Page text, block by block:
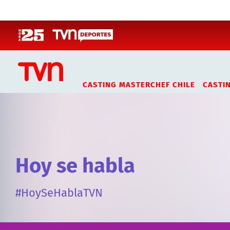
CASTING MASTERCHEF CHILE
Hoy se habla
#HoySeHablaTVN